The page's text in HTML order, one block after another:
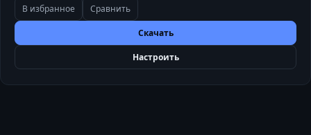
В избранное Сравнить
Скачать
Настроить